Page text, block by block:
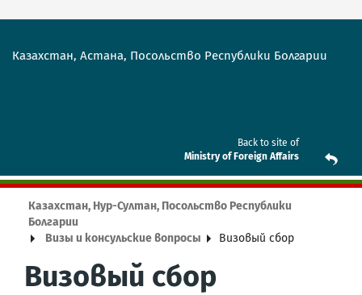
Казахстан, Астана, Посольство Республики Болгарии
Back to site of
Ministry of Foreign Affairs
Казахстан, Нур-Султан, Посольство Республики
Болгарии
Визы и консульские вопросы
Визовый сбор
Визовый сбор